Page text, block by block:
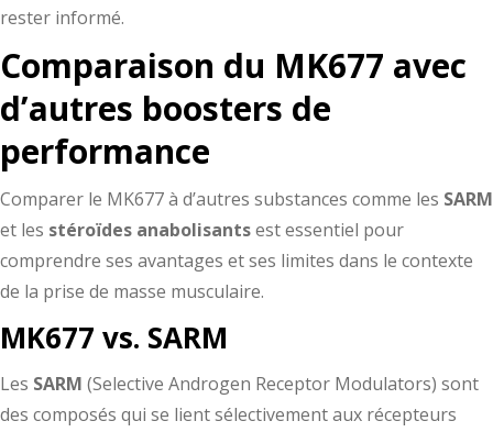
rester informé.
Comparaison du MK677 avec
d’autres boosters de
performance
Comparer le MK677 à d’autres substances comme les SARM
et les stéroïdes anabolisantsest essentiel pour
comprendre ses avantages et ses limites dans le contexte
de la prise de masse musculaire.
MK677 vs. SARM
Les SARM (Selective Androgen Receptor Modulators) sont
des composés qui se lient sélectivement aux récepteurs